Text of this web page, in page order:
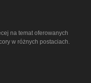
na temat oferowanych
w różnych postaciach.